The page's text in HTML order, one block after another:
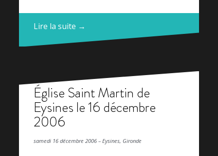
Lire la suite →
Église Saint Martin de
Eysines le 16 décembre
2006
samedi 16 décembre 2006 – Eysines, Gironde